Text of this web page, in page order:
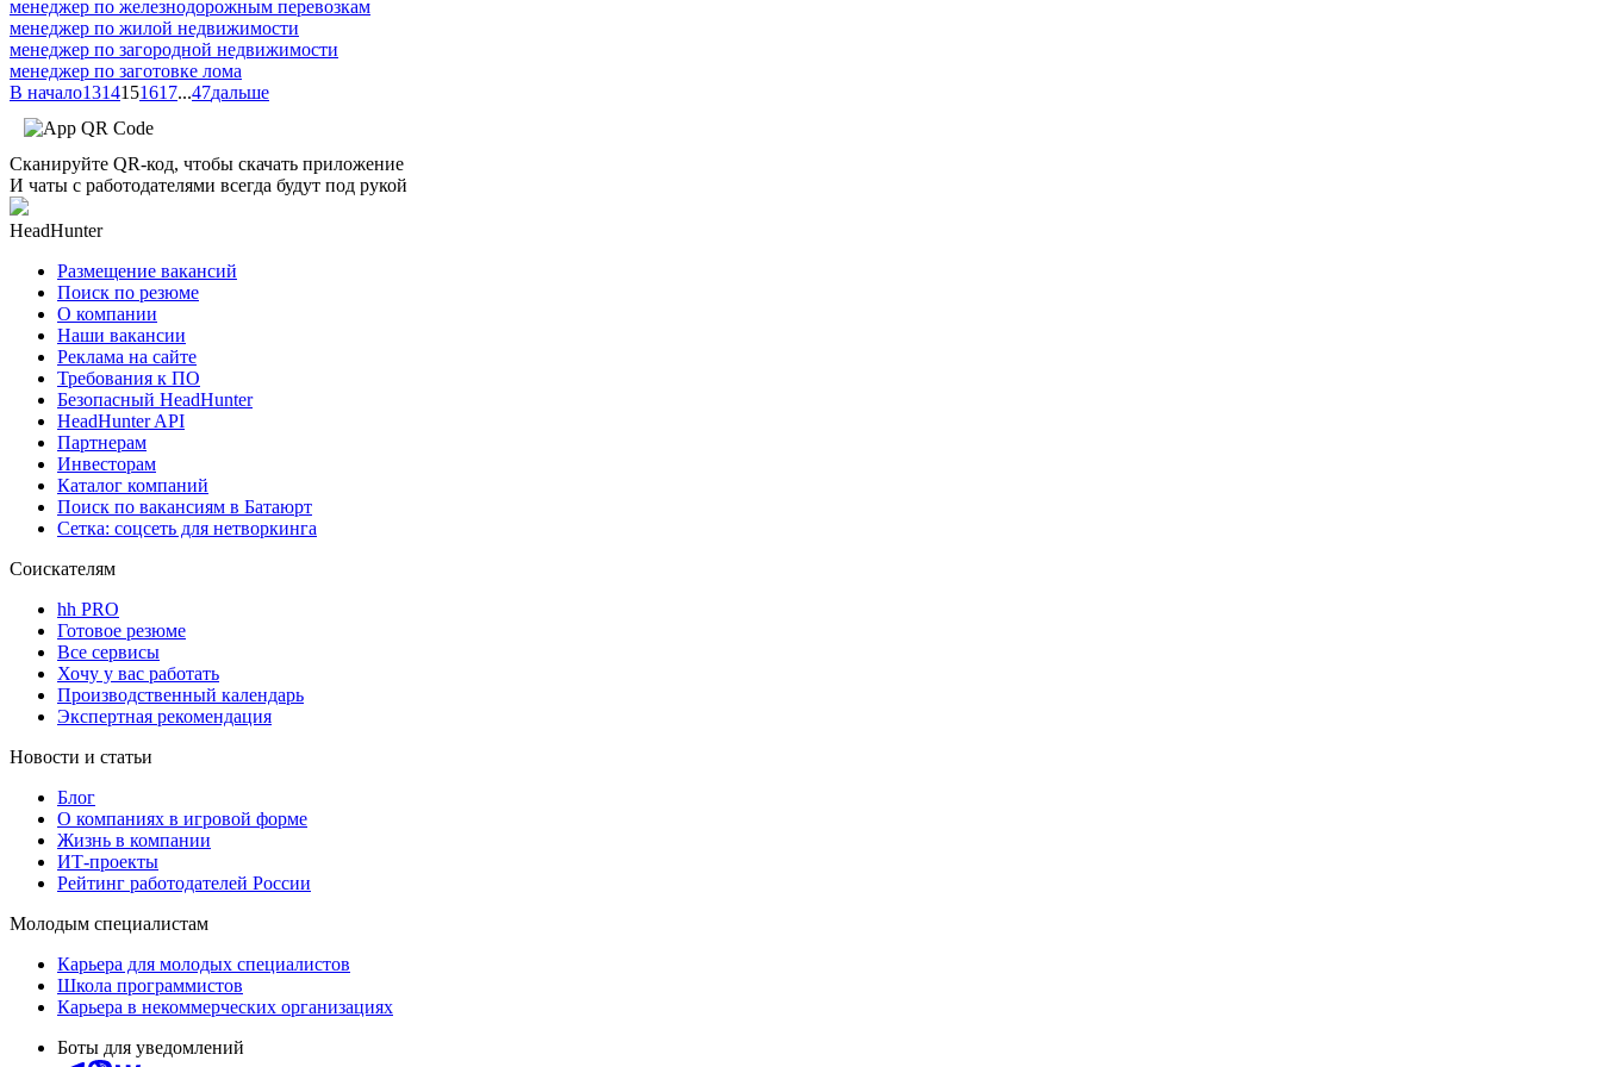
менеджер по железнодорожным перевозкам
менеджер по жилой недвижимости
менеджер по загородной недвижимости
менеджер по заготовке лома
В начало1314151617...47дальше
Сканируйте QR-код, чтобы скачать приложение
И чаты с работодателями всегда будут под рукой
HeadHunter
Размещение вакансий
Поиск по резюме
О компании
Наши вакансии
Реклама на сайте
Требования к ПО
Безопасный HeadHunter
HeadHunter API
Партнерам
Инвесторам
Каталог компаний
Поиск по вакансиям в Батаюрт
Сетка: соцсеть для нетворкинга
Соискателям
hh PRO
Готовое резюме
Все сервисы
Хочу у вас работать
Производственный календарь
Экспертная рекомендация
Новости и статьи
Блог
О компаниях в игровой форме
Жизнь в компании
ИТ-проекты
Рейтинг работодателей России
Молодым специалистам
Карьера для молодых специалистов
Школа программистов
Карьера в некоммерческих организациях
Боты для уведомлений